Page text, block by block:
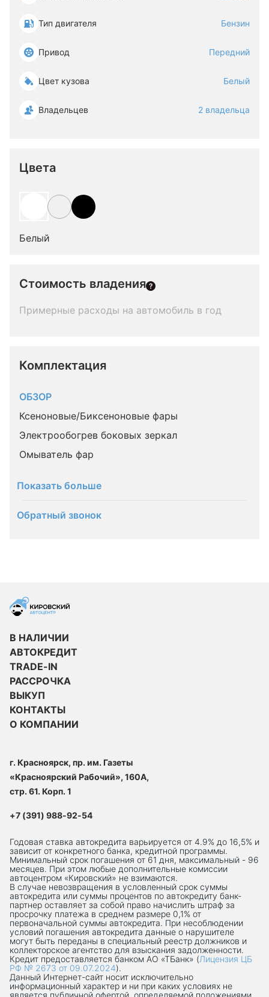
Тип двигателя Бензин
Привод Передний
Цвет кузова Белый
Владельцев 2 владельца
Цвета
Белый
Стоимость владения
Примерные расходы на автомобиль в год
Комплектация
ОБЗОР
Ксеноновые/Биксеноновые фары
Электрообогрев боковых зеркал
Омыватель фар
Показать больше
Обратный звонок
В НАЛИЧИИ
АВТОКРЕДИТ
TRADE-IN
РАССРОЧКА
ВЫКУП
КОНТАКТЫ
О КОМПАНИИ
г. Красноярск, пр. им. Газеты
«Красноярский Рабочий», 160А,
стр. 61. Корп. 1
+7 (391) 988-92-54
Годовая ставка автокредита варьируется от 4.9% до 16,5% и
зависит от конкретного банка, кредитной программы.
Минимальный срок погашения от 61 дня, максимальный - 96
месяцев. При этом любые дополнительные комиссии
автоцентром «Кировский» не взимаются.
В случае невозвращения в условленный срок суммы
автокредита или суммы процентов по автокредиту банк-
партнер оставляет за собой право начислить штраф за
просрочку платежа в среднем размере 0,1% от
первоначальной суммы автокредита. При несоблюдении
условий погашения автокредита данные о нарушителе
могут быть переданы в специальный реестр должников и
коллекторское агентство для взыскания задолженности.
Кредит предоставляется банком АО «ТБанк» (Лицензия ЦБ
РФ № 2673 от 09.07.2024).
Данный Интернет-сaйт носит исключительно
информационный характер и ни при каких условиях не
является публичной офертой, определяемой положениями